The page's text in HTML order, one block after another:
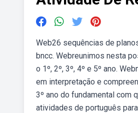
Web26 sequências de
bncc. Webreunimos nesta
o 1º, 2º, 3º, 4º e 5º ano.
em interpretação e
3º ano do fundamental com
atividades de português